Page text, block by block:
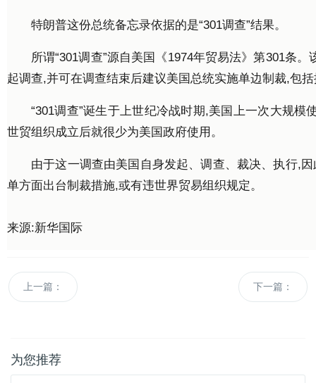
特朗普这份总统备忘录依据的是“301调查”结果。
所谓“301调查”源自美国《1974年贸易法》第301条
起调查,并可在调查结束后建议美国总统实施单边制裁,包
“301调查”诞生于上世纪冷战时期,美国上一次大规模
世贸组织成立后就很少为美国政府使用。
由于这一调查由美国自身发起、调查、裁决、执行,
单方面出台制裁措施,或有违世界贸易组织规定。
来源:新华国际
上一篇： 下一篇：
为您推荐